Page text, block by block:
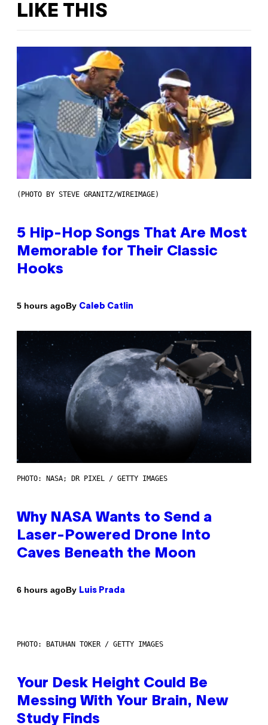
LIKE THIS
(PHOTO BY STEVE GRANITZ/WIREIMAGE)
5 Hip-Hop Songs That Are Most
Memorable for Their Classic
Hooks
5 hours agoBy Caleb Catlin
PHOTO: NASA; DR PIXEL / GETTY IMAGES
Why NASA Wants to Send a
Laser-Powered Drone Into
Caves Beneath the Moon
6 hours agoBy Luis Prada
PHOTO: BATUHAN TOKER / GETTY IMAGES
Your Desk Height Could Be
Messing With Your Brain, New
Study Finds